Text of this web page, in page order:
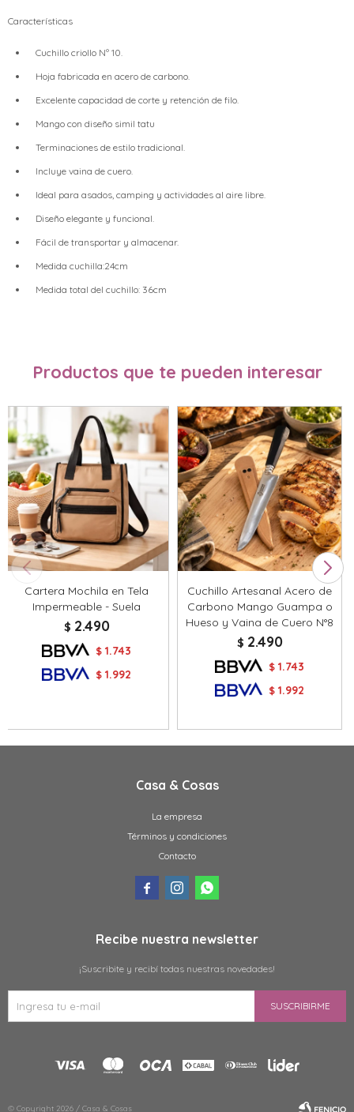
Características
Cuchillo criollo Nº 10.
Hoja fabricada en acero de carbono.
Excelente capacidad de corte y retención de filo.
Mango con diseño simil tatu
Terminaciones de estilo tradicional.
Incluye vaina de cuero.
Ideal para asados, camping y actividades al aire libre.
Diseño elegante y funcional.
Fácil de transportar y almacenar.
Medida cuchilla:24cm
Medida total del cuchillo: 36cm
Productos que te pueden interesar
Cartera Mochila en Tela
Impermeable - Suela
$ 2.490
$ 1.743
$ 1.992
Cuchillo Artesanal Acero de
Carbono Mango Guampa o
Hueso y Vaina de Cuero N°8
$ 2.490
$ 1.743
$ 1.992
Casa & Cosas
La empresa
Términos y condiciones
Contacto
  
Recibe nuestra newsletter
¡Suscribite y recibí todas nuestras novedades!
SUSCRIBIRME
© Copyright 2026 / Casa & Cosas